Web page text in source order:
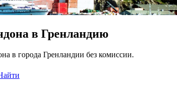
в Гренландию
в города Гренландии без комиссии.